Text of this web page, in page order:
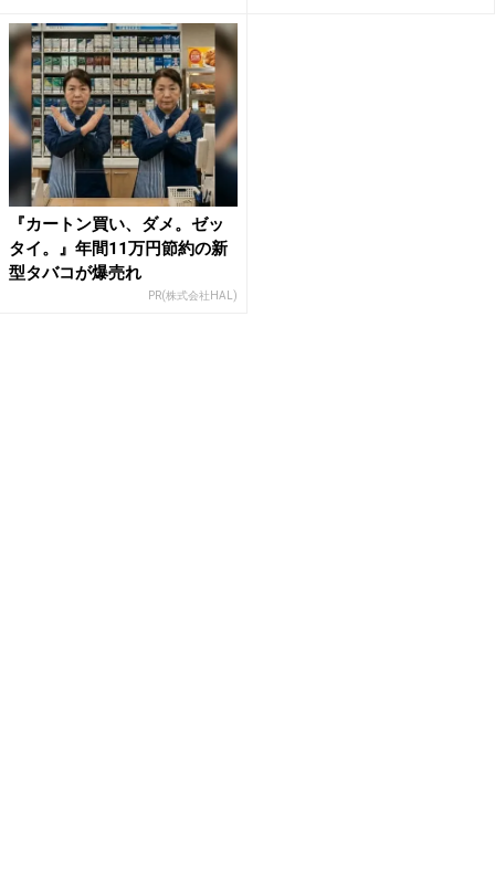
『カートン買い、ダメ。ゼッ
タイ。』年間11万円節約の新
型タバコが爆売れ
PR(株式会社HAL)